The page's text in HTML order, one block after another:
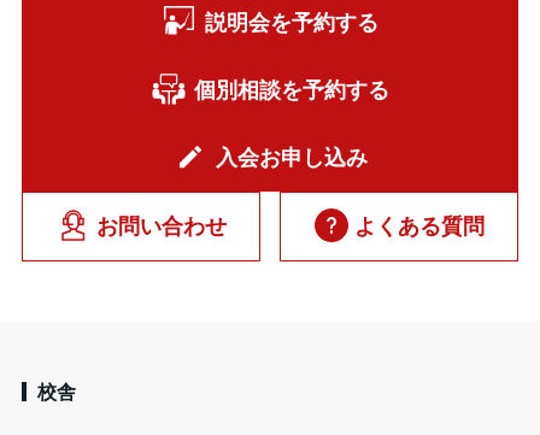
説明会を予約する
個別相談を予約する
入会お申し込み
お問い合わせ よくある質問
校舎